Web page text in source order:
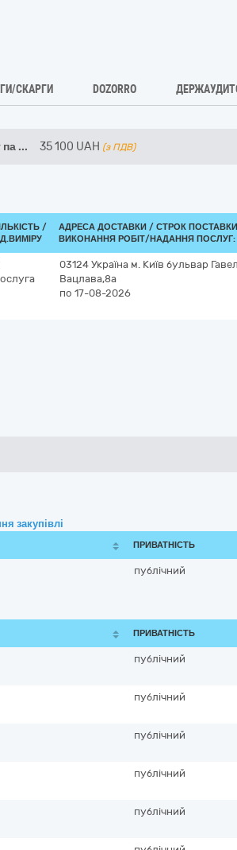
СКАРГИ DOZORRO
па ... 35 100 UAH (з ПДВ)
/
АДРЕСА ДОСТАВКИ / СТРОК
ВИКОНАННЯ РОБІТ/НАДАННЯ ПОСЛУГ:
03124 Україна м. Київ бульвар
Вацлава,8а
по 17-08-2026
закупівлі
ПРИВАТНІСТЬ
публічний
ПРИВАТНІСТЬ
публічний
публічний
публічний
публічний
публічний